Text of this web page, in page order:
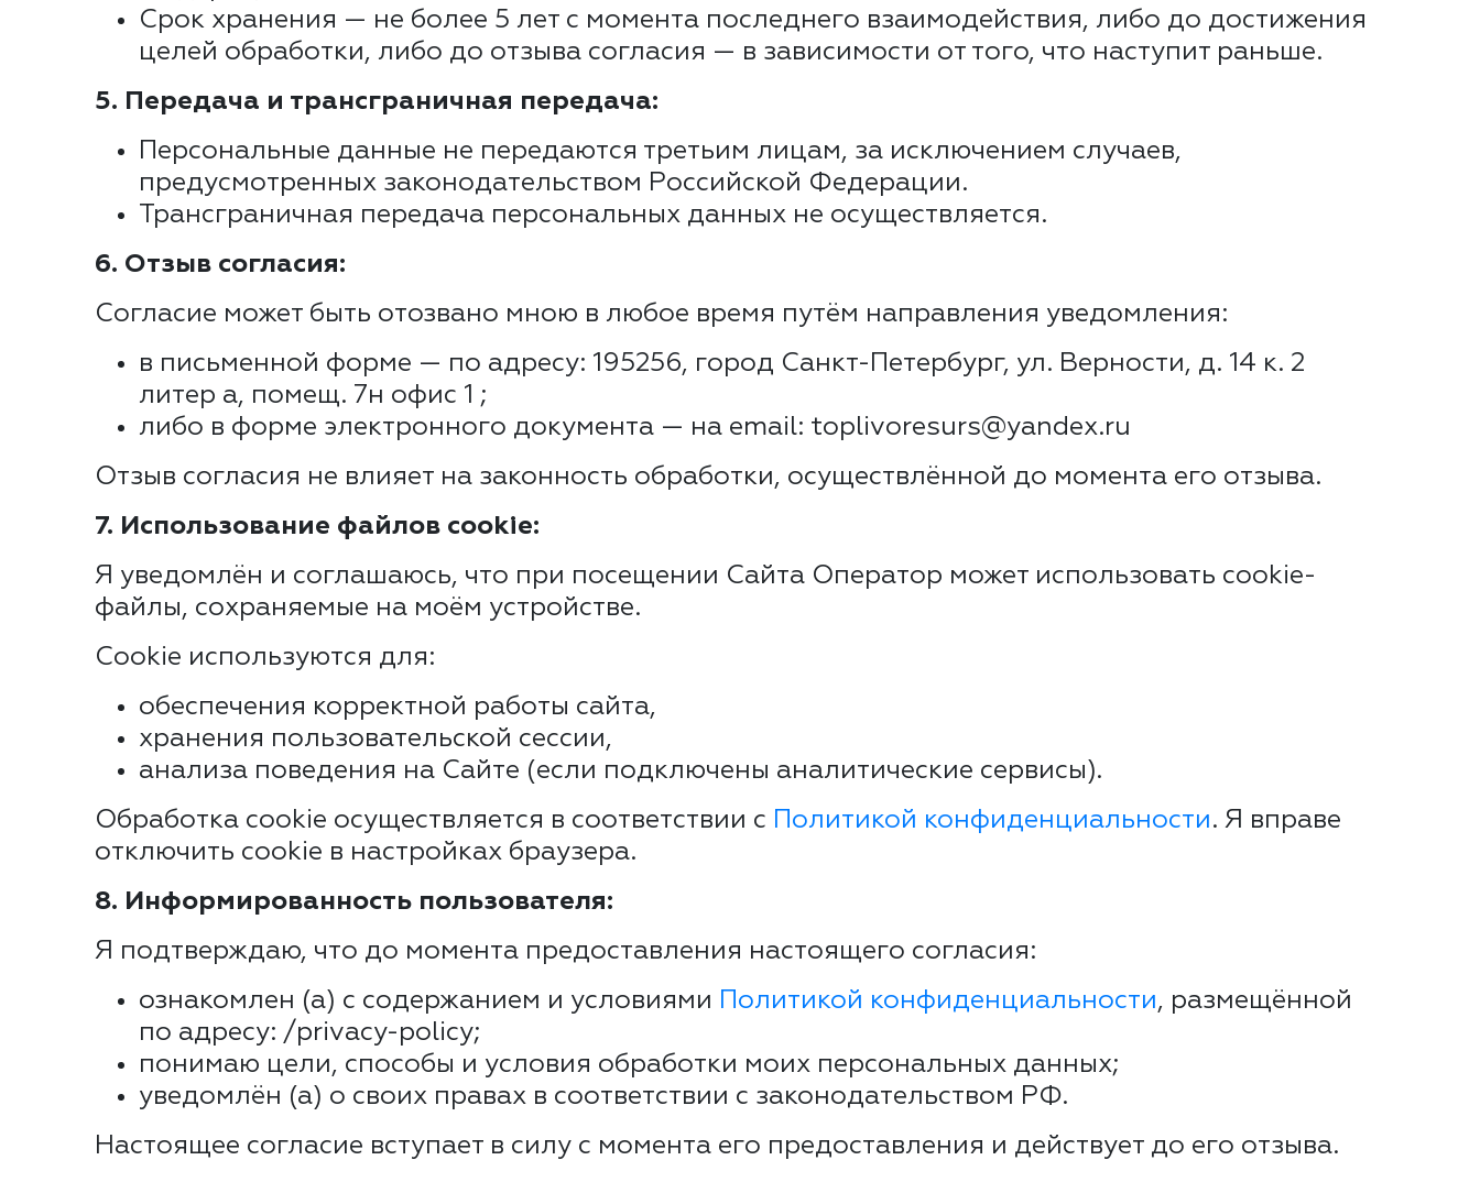
Срок хранения — не более 5 лет с момента последнего взаимодействия, либо до достижения
целей обработки, либо до отзыва согласия — в зависимости от того, что наступит раньше.
5. Передача и трансграничная передача:
Персональные данные не передаются третьим лицам, за исключением случаев,
предусмотренных законодательством Российской Федерации.
Трансграничная передача персональных данных не осуществляется.
6. Отзыв согласия:
Согласие может быть отозвано мною в любое время путём направления уведомления:
в письменной форме — по адресу: 195256, город Санкт-Петербург, ул. Верности, д. 14 к. 2
литер а, помещ. 7н офис 1 ;
либо в форме электронного документа — на email: toplivoresurs@yandex.ru
Отзыв согласия не влияет на законность обработки, осуществлённой до момента его отзыва.
7. Использование файлов cookie:
Я уведомлён и соглашаюсь, что при посещении Сайта Оператор может использовать cookie-
файлы, сохраняемые на моём устройстве.
Cookie используются для:
обеспечения корректной работы сайта,
хранения пользовательской сессии,
анализа поведения на Сайте (если подключены аналитические сервисы).
Обработка cookie осуществляется в соответствии с Политикой конфиденциальности. Я вправе
отключить cookie в настройках браузера.
8. Информированность пользователя:
Я подтверждаю, что до момента предоставления настоящего согласия:
ознакомлен (а) с содержанием и условиями Политикой конфиденциальности, размещённой
по адресу: /privacy-policy;
понимаю цели, способы и условия обработки моих персональных данных;
уведомлён (а) о своих правах в соответствии с законодательством РФ.
Настоящее согласие вступает в силу с момента его предоставления и действует до его отзыва.